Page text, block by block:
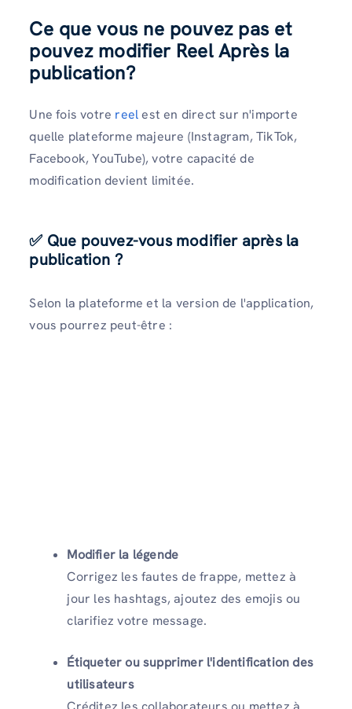
Ce que vous ne pouvez pas et
pouvez modifier Reel Après la
publication?
Une fois votre reelest en direct sur n'importe
quelle plateforme majeure (Instagram, TikTok,
Facebook, YouTube), votre capacité de
modification devient limitée.
✅ Que pouvez-vous modifier après la
publication ?
Selon la plateforme et la version de l'application,
vous pourrez peut-être :
Modifier la légende
Corrigez les fautes de frappe, mettez à
jour les hashtags, ajoutez des emojis ou
clarifiez votre message.
Étiqueter ou supprimer l'identification des
utilisateurs